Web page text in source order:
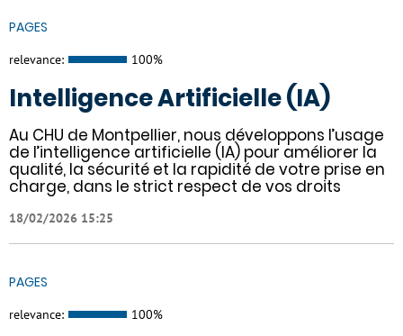
PAGES
relevance: 100%
Intelligence Artificielle (IA)
Au CHU de Montpellier, nous développons l’usage
de l’intelligence artificielle (IA) pour améliorer la
qualité, la sécurité et la rapidité de votre prise en
charge, dans le strict respect de vos droits
18/02/2026 15:25
PAGES
relevance: 100%